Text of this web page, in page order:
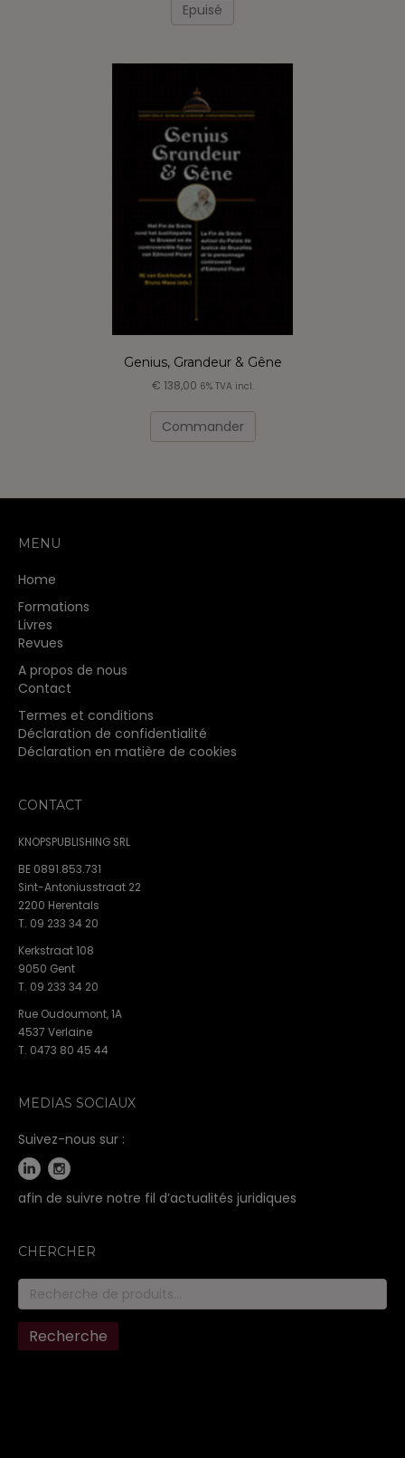
Epuisé
Genius, Grandeur & Gêne
€ 138,00 6% TVA incl.
Commander
MENU
Home
Formations
Livres
Revues
A propos de nous
Contact
Termes et conditions
Déclaration de confidentialité
Déclaration en matière de cookies
CONTACT
KNOPSPUBLISHING SRL
BE 0891.853.731
Sint-Antoniusstraat 22
2200 Herentals
T. 09 233 34 20
Kerkstraat 108
9050 Gent
T. 09 233 34 20
Rue Oudoumont, 1A
4537 Verlaine
T. 0473 80 45 44
MEDIAS SOCIAUX
Suivez-nous sur :
afin de suivre notre fil d’actualités juridiques
CHERCHER
Recherche
pour :
Recherche